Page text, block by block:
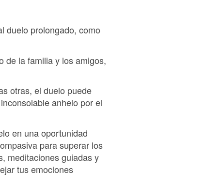
duelo prolongado, como
de la familia y los amigos,
otras, el duelo puede
anhelo por el
en una oportunidad
para superar los
meditaciones guiadas y
tus emociones